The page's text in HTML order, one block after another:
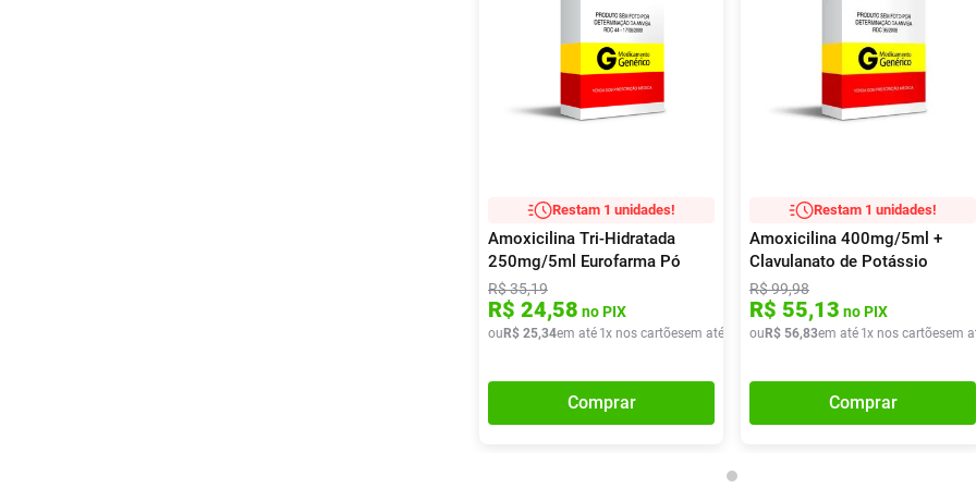
Restam 1 unidades!
Amoxicilina Tri-Hidratada
250mg/5ml Eurofarma Pó
para Suspensão Oral 150ml
R$35,19
R$ 24,58 no PIX
ou R$ 25,34em até 1x nos cartõesem até x deR$ 25,34
Comprar
Restam 1 unidades!
Amoxicilina 400mg/5ml +
Clavulanato de Potássio
57mg/5ml EMS Genérico
Suspensão Oral 70ml
R$99,98
R$ 55,13 no PIX
ou R$ 56,83em até 1x nos cartõesem
Comprar